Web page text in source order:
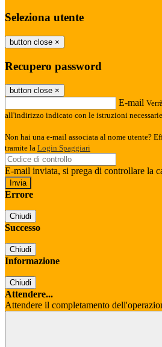
Seleziona utente
button close ×
Recupero password
button close ×
E-mail
all'indirizzo indicato con le istruzioni
Non hai una e-mail associata al nome utente?
tramite la Login Spaggiari
E-mail inviata, si prega di controllare la
Errore
Chiudi
Successo
Chiudi
Informazione
Chiudi
Attendere...
Attendere il completamento